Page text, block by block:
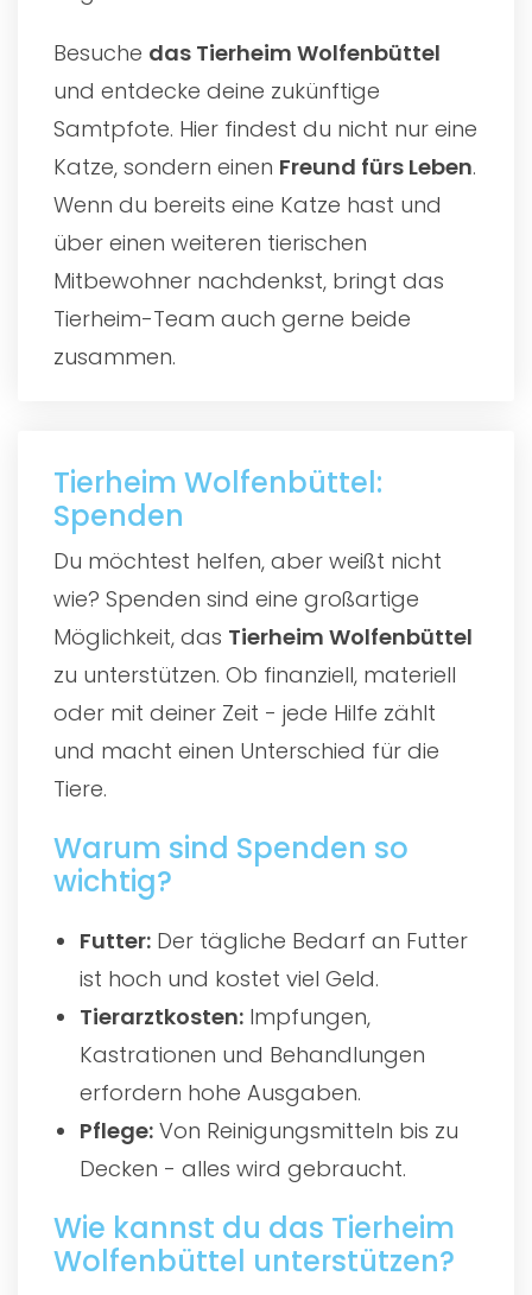
Besuche das Tierheim Wolfenbüttel
und entdecke deine zukünftige
Samtpfote. Hier findest du nicht nur eine
Katze, sondern einen Freund fürs Leben.
Wenn du bereits eine Katze hast und
über einen weiteren tierischen
Mitbewohner nachdenkst, bringt das
Tierheim-Team auch gerne beide
zusammen.
Tierheim Wolfenbüttel:
Spenden
Du möchtest helfen, aber weißt nicht
wie? Spenden sind eine großartige
Möglichkeit, das Tierheim Wolfenbüttel
zu unterstützen. Ob finanziell, materiell
oder mit deiner Zeit - jede Hilfe zählt
und macht einen Unterschied für die
Tiere.
Warum sind Spenden so
wichtig?
Futter: Der tägliche Bedarf an Futter
ist hoch und kostet viel Geld.
Tierarztkosten: Impfungen,
Kastrationen und Behandlungen
erfordern hohe Ausgaben.
Pflege: Von Reinigungsmitteln bis zu
Decken - alles wird gebraucht.
Wie kannst du das Tierheim
Wolfenbüttel unterstützen?